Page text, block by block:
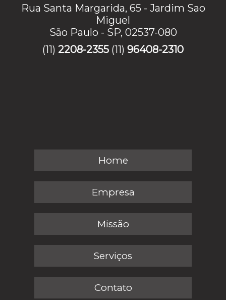
Rua Santa Margarida, 65 - Jardim Sao
Miguel
São Paulo - SP, 02537-080
(11) 2208-2355 (11) 96408-2310
Home
Empresa
Missão
Serviços
Contato